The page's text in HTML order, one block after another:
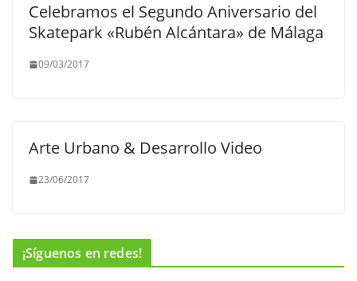
Celebramos el Segundo Aniversario del
Skatepark «Rubén Alcántara» de Málaga
09/03/2017
Arte Urbano & Desarrollo Video
23/06/2017
¡Síguenos en redes!